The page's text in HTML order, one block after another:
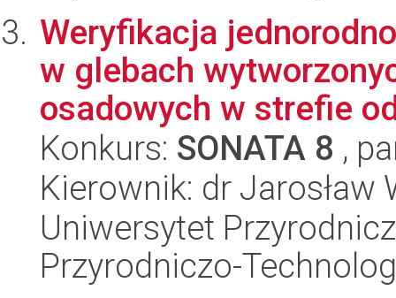
Weryfikacja
w glebach
osadowych w strefie
Konkurs: SONATA 8 ,
Kierownik: dr Jarosław
Uniwersytet
Przyrodniczo-